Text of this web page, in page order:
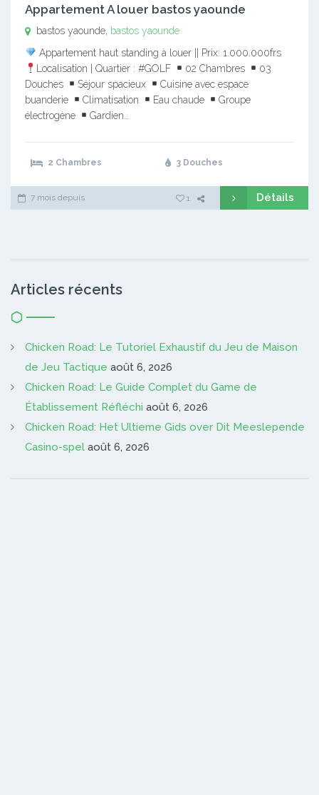
Appartement A louer bastos yaounde
bastos yaounde, bastos yaounde
Appartement haut standing à louer || Prix: 1.000.000frs
Localisation | Quartier : #GOLF
02 Chambres
03
Douches
Séjour spacieux
Cuisine avec espace
buanderie
Climatisation Eau chaude
Groupe
électrogène
Gardien…
2 Chambres 3 Douches
7 mois depuis 1 Détails
Articles récents
Chicken Road: Le Tutoriel Exhaustif du Jeu de Maison
de Jeu Tactique août 6, 2026
Chicken Road: Le Guide Complet du Game de
Établissement Réfléchi août 6, 2026
Chicken Road: Het Ultieme Gids over Dit Meeslepende
Casino-spel août 6, 2026